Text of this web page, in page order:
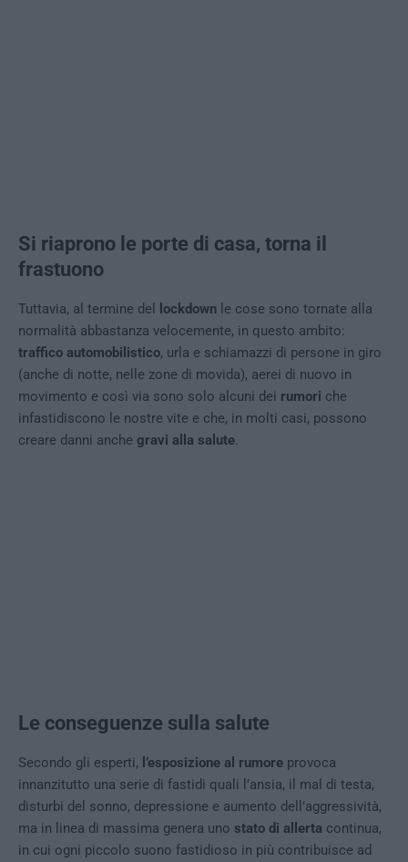
Si riaprono le porte di casa, torna il
frastuono
Tuttavia, al termine del lockdown le cose sono tornate alla
normalità abbastanza velocemente, in questo ambito:
traffico automobilistico, urla e schiamazzi di persone in giro
(anche di notte, nelle zone di movida), aerei di nuovo in
movimento e così via sono solo alcuni dei rumori che
infastidiscono le nostre vite e che, in molti casi, possono
creare danni anche gravi alla salute.
Le conseguenze sulla salute
Secondo gli esperti, l’esposizione al rumore provoca
innanzitutto una serie di fastidi quali l’ansia, il mal di testa,
disturbi del sonno, depressione e aumento dell’aggressività,
ma in linea di massima genera uno stato di allerta continua,
in cui ogni piccolo suono fastidioso in più contribuisce ad